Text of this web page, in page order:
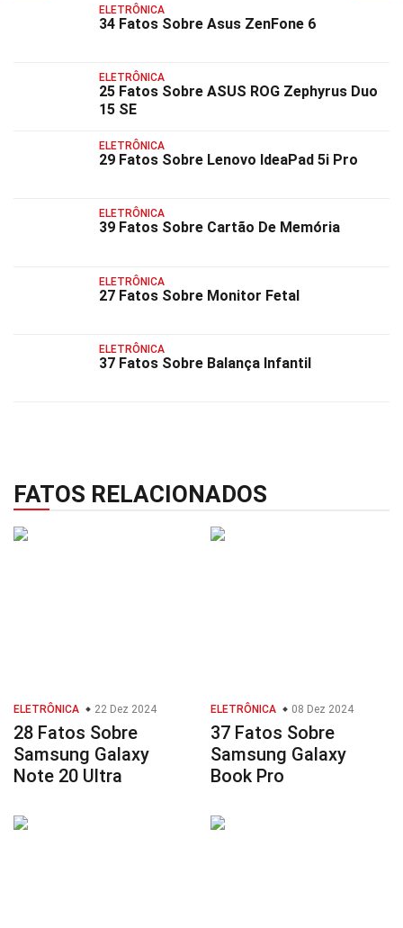
ELETRÔNICA
34 Fatos Sobre Asus ZenFone 6
ELETRÔNICA
25 Fatos Sobre ASUS ROG Zephyrus Duo
15 SE
ELETRÔNICA
29 Fatos Sobre Lenovo IdeaPad 5i Pro
ELETRÔNICA
39 Fatos Sobre Cartão De Memória
ELETRÔNICA
27 Fatos Sobre Monitor Fetal
ELETRÔNICA
37 Fatos Sobre Balança Infantil
FATOS RELACIONADOS
ELETRÔNICA 22 Dez 2024
28 Fatos Sobre
Samsung Galaxy
Note 20 Ultra
ELETRÔNICA 08 Dez 2024
37 Fatos Sobre
Samsung Galaxy
Book Pro